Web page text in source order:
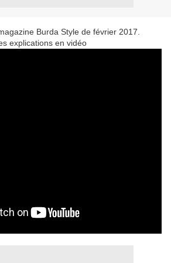
Burda Style de février 2017.
explications en vidéo